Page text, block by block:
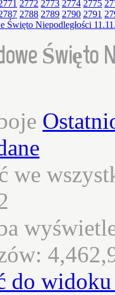
2772 2773 2774 2775
2788 2789 2790 2791
Święto
we
do